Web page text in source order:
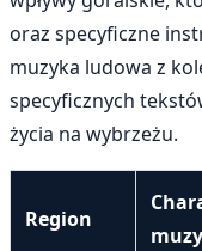
oraz specyficzne
muzyka ludowa z
specyficznych
życia na wybrzeżu.
Region